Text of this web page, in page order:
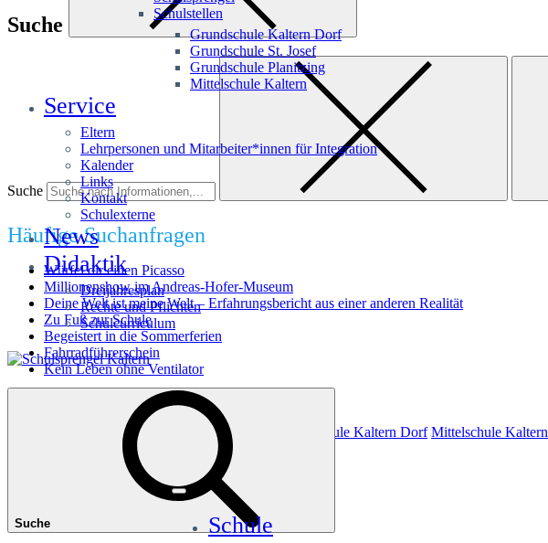
Schulstellen
Grundschule Kaltern Dorf
Grundschule St. Josef
Grundschule Planitzing
Mittelschule Kaltern
Service
Eltern
Lehrpersonen und Mitarbeiter*innen für Integration
Kalender
Links
Kontakt
Schulexterne
News
Didaktik
Dreijahresplan
Rechte und Pflichten
Schulcurriculum
Suche Schule
Suche
Suche
Häufige Suchanfragen
Würfel dir einen Picasso
Millionenshow im Andreas-Hofer-Museum
Deine Welt ist meine Welt – Erfahrungsbericht aus einer anderen Realität
Zu Fuß zur Schule
Begeistert in die Sommerferien
Fahrradführerschein
Kein Leben ohne Ventilator
Das könnte Sie interessieren
Grundschule Planitzing Grundschule St. Josef Grundschule Kaltern Dorf Mittelschule Kaltern